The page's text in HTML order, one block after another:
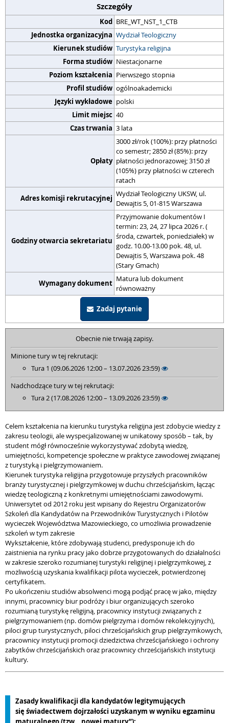
Szczegóły
Kod BRE_WT_NST_1_CTB
Jednostka organizacyjna Wydział Teologiczny
Kierunek studiów Turystyka religijna
Forma studiów Niestacjonarne
Poziom kształcenia Pierwszego stopnia
Profil studiów ogólnoakademicki
Języki wykładowe polski
Limit miejsc 40
Czas trwania 3 lata
Opłaty
3000 zł/rok (100%): przy płatności
co semestr; 2850 zł (85%): przy
płatności jednorazowej; 3150 zł
(105%) przy płatności w czterech
ratach
Adres komisji rekrutacyjnej Wydział Teologiczny UKSW, ul.
Dewajtis 5, 01-815 Warszawa
Godziny otwarcia sekretariatu
Przyjmowanie dokumentów I
termin: 23, 24, 27 lipca 2026 r. (
środa, czwartek, poniedziałek) w
godz. 10.00-13.00 pok. 48, ul.
Dewajtis 5, Warszawa pok. 48
(Stary Gmach)
Wymagany dokument Matura lub dokument
równoważny
Zadaj pytanie
Obecnie nie trwają zapisy.
Minione tury w tej rekrutacji:
Tura 1 (09.06.2026 12:00 – 13.07.2026 23:59)
Nadchodzące tury w tej rekrutacji:
Tura 2 (17.08.2026 12:00 – 13.09.2026 23:59)
Celem kształcenia na kierunku turystyka religijna jest zdobycie wiedzy z
zakresu teologii, ale wyspecjalizowanej w unikatowy sposób – tak, by
student mógł równocześnie wykorzystywać zdobytą wiedzę,
umiejętności, kompetencje społeczne w praktyce zawodowej związanej
z turystyką i pielgrzymowaniem.
Kierunek turystyka religijna przygotowuje przyszłych pracowników
branży turystycznej i pielgrzymkowej w duchu chrześcijańskim, łącząc
wiedzę teologiczną z konkretnymi umiejętnościami zawodowymi.
Uniwersytet od 2012 roku jest wpisany do Rejestru Organizatorów
Szkoleń dla Kandydatów na Przewodników Turystycznych i Pilotów
wycieczek Województwa Mazowieckiego, co umożliwia prowadzenie
szkoleń w tym zakresie
Wykształcenie, które zdobywają studenci, predysponuje ich do
zaistnienia na rynku pracy jako dobrze przygotowanych do działalności
w zakresie szeroko rozumianej turystyki religijnej i pielgrzymkowej, z
możliwością uzyskania kwalifikacji pilota wycieczek, potwierdzonej
certyfikatem.
Po ukończeniu studiów absolwenci mogą podjąć pracę w jako, między
innymi, pracownicy biur podróży i biur organizujących szeroko
rozumianą turystykę religijną, pracownicy instytucji związanych z
pielgrzymowaniem (np. domów pielgrzyma i domów rekolekcyjnych),
piloci grup turystycznych, piloci chrześcijańskich grup pielgrzymkowych,
pracownicy instytucji promocji dziedzictwa chrześcijańskiego i ochrony
zabytków chrześcijańskich oraz pracownicy chrześcijańskich instytucji
kultury.
Zasady kwalifikacji dla kandydatów legitymujących
się świadectwem dojrzałości uzyskanym w wyniku egzaminu